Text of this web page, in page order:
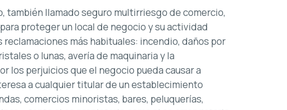
también llamado seguro multirriesgo de comercio,
proteger un local de negocio y su actividad
reclamaciones más habituales: incendio, daños por
o lunas, avería de maquinaria y la
los perjuicios que el negocio pueda causar a
a cualquier titular de un establecimiento
comercios minoristas, bares, peluquerías,